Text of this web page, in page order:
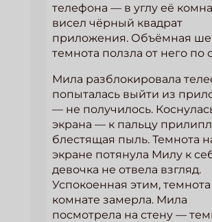
телефона — в углу её
висел чёрный квадрат
приложения. Объёмная
темнота ползла от него по
Мила разблокировала
попыталась выйти из
— не получилось.
экрана — к пальцу
блестящая пыль. Темнота
экране потянула Милу к
девочка не отвела взгляд.
Успокоенная этим, темнота
комнате замерла. Мила
посмотрела на стену —